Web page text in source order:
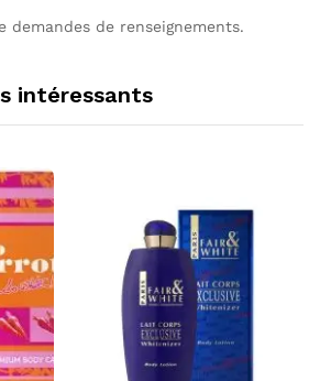
demandes de renseignements.
intéressants